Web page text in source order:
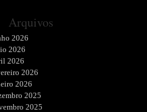
Arquivos
2026
2026
2026
2026
2026
2025
2025